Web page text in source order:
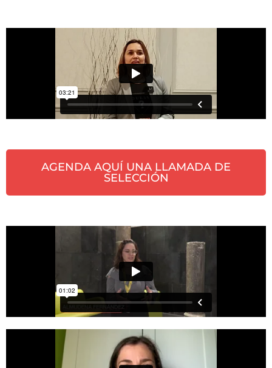
AGENDA AQUÍ UNA LLAMADA DE
SELECCIÓN